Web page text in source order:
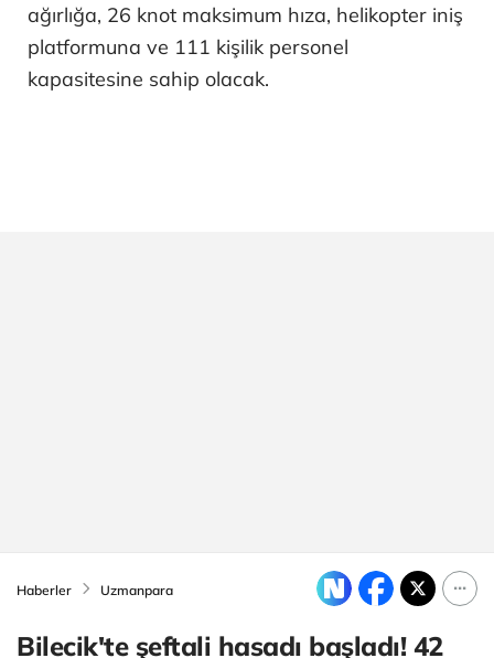
ağırlığa, 26 knot maksimum hıza, helikopter iniş
platformuna ve 111 kişilik personel
kapasitesine sahip olacak.
Haberler Uzmanpara
Bilecik'te şeftali hasadı başladı! 42